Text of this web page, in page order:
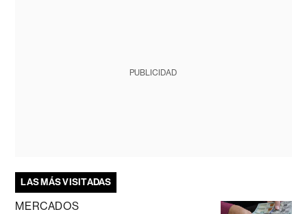
PUBLICIDAD
LAS MÁS VISITADAS
MERCADOS